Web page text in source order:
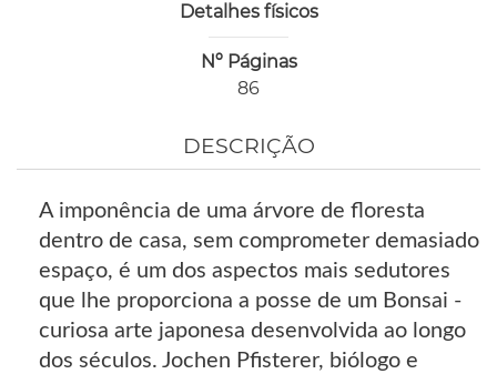
Detalhes físicos
Nº Páginas
86
DESCRIÇÃO
A imponência de uma árvore de floresta
dentro de casa, sem comprometer demasiado
espaço, é um dos aspectos mais sedutores
que lhe proporciona a posse de um Bonsai -
curiosa arte japonesa desenvolvida ao longo
dos séculos. Jochen Pfisterer, biólogo e